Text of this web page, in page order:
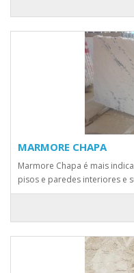
MARMORE CHAPA
Marmore Chapa é mais
pisos e paredes interiores e